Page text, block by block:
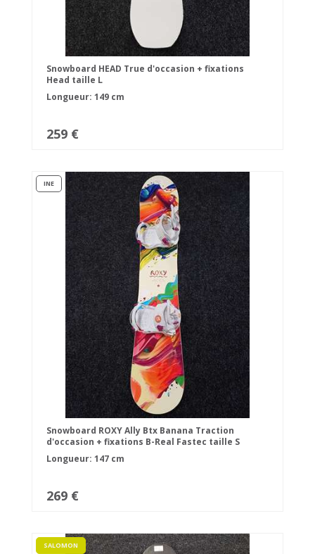
Snowboard HEAD True d'occasion + fixations
Head taille L
Longueur: 149 cm
259 €
INE
Snowboard ROXY Ally Btx Banana Traction
d'occasion + fixations B-Real Fastec taille S
Longueur: 147 cm
269 €
SALOMON